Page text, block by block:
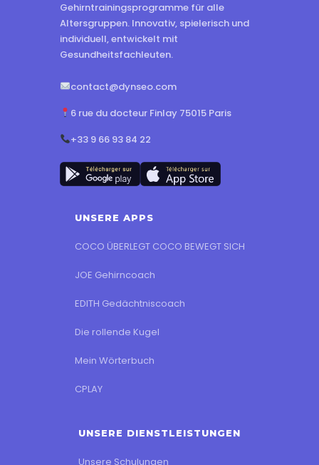
Gehirntrainingsprogramme für alle
Altersgruppen. Innovativ, spielerisch und
individuell, entwickelt mit
Gesundheitsfachleuten.
contact@dynseo.com
6 rue du docteur Finlay 75015 Paris
+33 9 66 93 84 22
UNSERE APPS
COCO ÜBERLEGT COCO BEWEGT SICH
JOE Gehirncoach
EDITH Gedächtniscoach
Die rollende Kugel
Mein Wörterbuch
CPLAY
UNSERE DIENSTLEISTUNGEN
Unsere Schulungen